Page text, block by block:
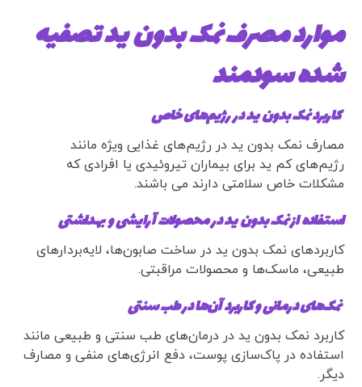
موارد مصرف نمک بدون ید تصفیه
شده سودمند
کاربرد نمک بدون ید در رژیم‌های خاص
مصارف نمک بدون ید در رژیم‌های غذایی ویژه مانند
رژیم‌های کم ید برای بیماران تیروئیدی یا افرادی که
مشکلات خاص سلامتی دارند می باشند.
استفاده از نمک بدون ید در محصولات آرایشی و بهداشتی
کاربردهای نمک بدون ید در ساخت صابون‌ها، لایه‌بردارهای
طبیعی، ماسک‌ها و محصولات مراقبتی.
نمک‌های درمانی و کاربرد آن‌ها در طب سنتی
کاربرد نمک بدون ید در درمان‌های طب سنتی و طبیعی مانند
استفاده در پاک‌سازی پوست، دفع انرژی‌های منفی و مصارف
دیگر.